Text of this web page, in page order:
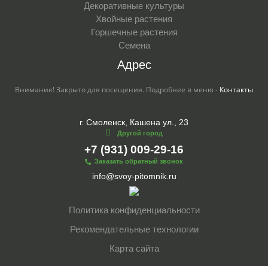
Декоративные культуры
Хвойные растения
Горшечные растения
Семена
Адрес
Внимание! Закрыто для посещения. Подробнее в меню - Контакты
г. Смоленск, Кашена ул., 23
Другой город
+7 (931) 009-29-16
Заказать обратный звонок
info@svoy-pitomnik.ru
Политика конфиденциальности
Рекомендательные технологии
Карта сайта